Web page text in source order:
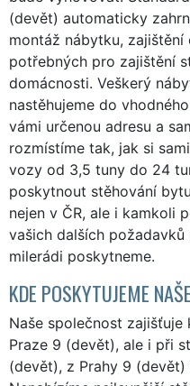
(devět) automaticky
montáž nábytku,
potřebných pro zajištění
domácnosti. Veškerý
nastěhujeme do
vámi určenou adresu a
rozmístíme tak, jak si
vozy od 3,5 tuny do 24
poskytnout stěhování
nejen v ČR, ale i kamkoli
vašich dalších
milerádi poskytneme.
KDE POSKYTUJEME
Naše společnost zajišťuje
Praze 9 (devět), ale i při
(devět), z Prahy 9